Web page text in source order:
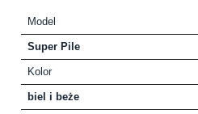
Model
Super Pile
Kolor
biel i beże